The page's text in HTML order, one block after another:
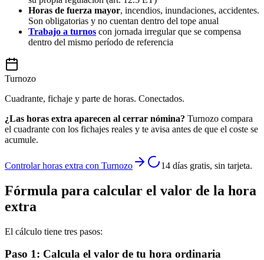
Horas de fuerza mayor, incendios, inundaciones, accidentes.
Son obligatorias y no cuentan dentro del tope anual
Trabajo a turnos con jornada irregular que se compensa
dentro del mismo período de referencia
Turnozo
Cuadrante, fichaje y parte de horas. Conectados.
¿Las horas extra aparecen al cerrar nómina? Turnozo compara
el cuadrante con los fichajes reales y te avisa antes de que el coste se
acumule.
Controlar horas extra con Turnozo 14 días gratis, sin tarjeta.
Fórmula para calcular el valor de la hora
extra
El cálculo tiene tres pasos:
Paso 1: Calcula el valor de tu hora ordinaria